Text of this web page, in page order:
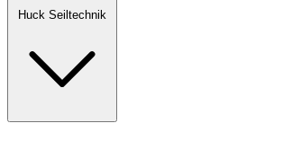
Huck Seiltechnik